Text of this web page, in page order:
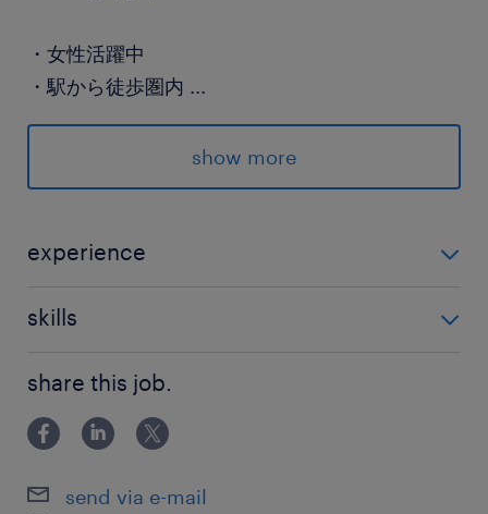
・女性活躍中
・駅から徒歩圏内 ...
・スグにお仕事開始
・オフィスカジュアル勤務
・シンプルネイルOK
外資系企業です◎
最寄駅
鹿児島本線／小倉(福岡県)駅（徒歩10分）
show more
experience
応に抵抗のない方
skills
エクセルレベル：初級
※書類のPDF化などできる方
share this job.
send via e-mail